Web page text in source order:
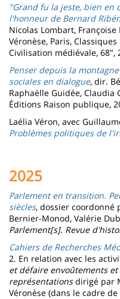
"Grand fu la jeste, bien en
l'honneur de Bernard
Nicolas Lombart,
Véronèse, Paris,
Civilisation médiévale, 68",
Penser depuis la
sociales en dialogue, dir.
Raphaëlle Guidée, Claudia
Éditions Raison publique,
Laélia Véron, avec
Problèmes politiques de
2025
Parlement en transition.
siècles, dossier coordonné
Bernier-Monod, Valérie
Parlement[s]. Revue
Cahiers de Recherches
2. En relation avec les
et défaire envoûtements
représentationsdirigé par
Véronèse (dans le cadre de